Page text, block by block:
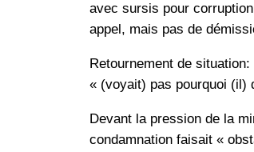
avec sursis pour
appel, mais pas de
Retournement de
« (voyait) pas pourquoi (il)
Devant la pression de la
condamnation faisait «